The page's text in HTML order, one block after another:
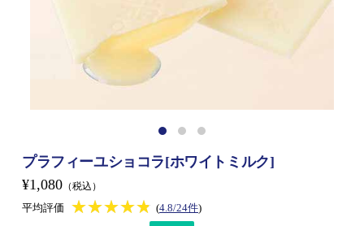
プラフィーユショコラ[ホワイトミルク]
¥1,080 （税込）
平均評価 ★★★★★
★★★★★ (4.8/24件)